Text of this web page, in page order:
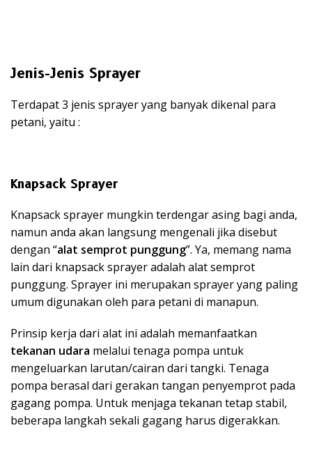
Jenis-Jenis Sprayer
Terdapat 3 jenis sprayer yang banyak dikenal para
petani, yaitu :
Knapsack Sprayer
Knapsack sprayer mungkin terdengar asing bagi anda,
namun anda akan langsung mengenali jika disebut
dengan “alat semprot punggung”. Ya, memang nama
lain dari knapsack sprayer adalah alat semprot
punggung. Sprayer ini merupakan sprayer yang paling
umum digunakan oleh para petani di manapun.
Prinsip kerja dari alat ini adalah memanfaatkan
tekanan udara melalui tenaga pompa untuk
mengeluarkan larutan/cairan dari tangki. Tenaga
pompa berasal dari gerakan tangan penyemprot pada
gagang pompa. Untuk menjaga tekanan tetap stabil,
beberapa langkah sekali gagang harus digerakkan.